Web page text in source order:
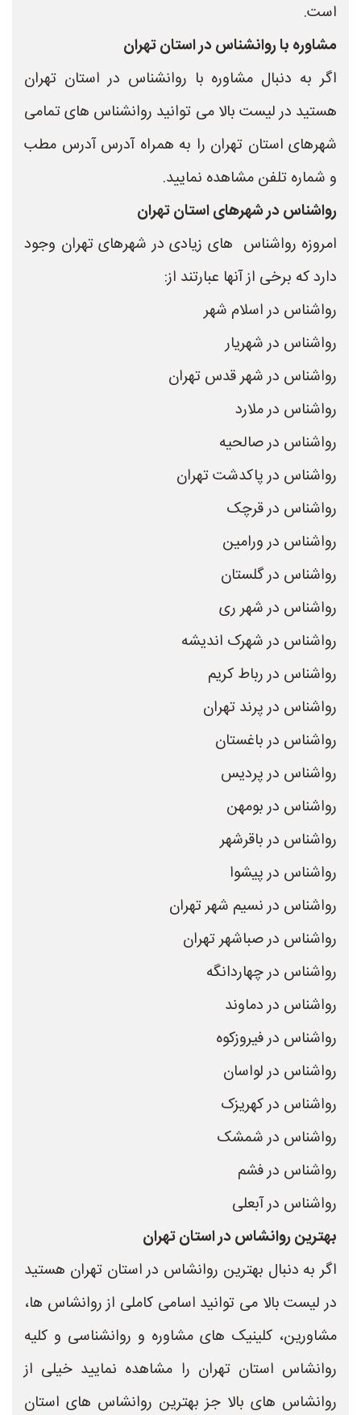
است.
مشاوره با روانشناس در استان تهران
اگر به دنبال مشاوره با روانشناس در استان تهران
هستید در لیست بالا می توانید روانشناس های تمامی
شهرهای استان تهران را به همراه آدرس آدرس مطب
و شماره تلفن مشاهده نمایید.
رواشناس در شهرهای استان تهران
امروزه رواشناس های زیادی در شهرهای تهران وجود
دارد که برخی از آنها عبارتند از:
رواشناس در اسلام شهر
رواشناس در شهریار
رواشناس در شهر قدس تهران
رواشناس در ملارد
رواشناس در صالحیه
رواشناس در پاکدشت تهران
رواشناس در قرچک
رواشناس در ورامین
رواشناس در گلستان
رواشناس در شهر ری
رواشناس در شهرک اندیشه
رواشناس در رباط کریم
رواشناس در پرند تهران
رواشناس در باغستان
رواشناس در پردیس
رواشناس در بومهن
رواشناس در باقرشهر
رواشناس در پیشوا
رواشناس در نسیم شهر تهران
رواشناس در صباشهر تهران
رواشناس در چهاردانگه
رواشناس در دماوند
رواشناس در فیروزکوه
رواشناس در لواسان
رواشناس در کهریزک
رواشناس در شمشک
رواشناس در فشم
رواشناس در آبعلی
بهترین روانشاس در استان تهران
اگر به دنبال بهترین روانشاس در استان تهران هستید
در لیست بالا می توانید اسامی کاملی از روانشاس ها،
مشاورین، کلینیک های مشاوره و روانشناسی و کلیه
روانشاس استان تهران را مشاهده نمایید خیلی از
روانشاس های بالا جز بهترین روانشاس های استان